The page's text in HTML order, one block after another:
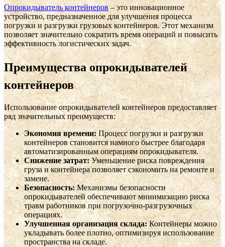
Опрокидыватель контейнеров – это инновационное
устройство, предназначенное для улучшения процесса
погрузки и разгрузки грузовых контейнеров. Этот механизм
позволяет значительно сократить время операций и повысить
эффективность логистических задач.
Преимущества опрокидывателей
контейнеров
Использование опрокидывателей контейнеров предоставляет
ряд значительных преимуществ:
Экономия времени:Процесс погрузки и разгрузки
контейнеров становится намного быстрее благодаря
автоматизированным операциям опрокидывателя.
Снижение затрат:Уменьшение риска повреждения
груза и контейнера позволяет сэкономить на ремонте и
замене.
Безопасность: Механизмы безопасности
опрокидывателей обеспечивают минимизацию риска
травм работников при погрузочно-разгрузочных
операциях.
Улучшенная организация склада:Контейнеры можно
укладывать более плотно, оптимизируя использование
пространства на складе.